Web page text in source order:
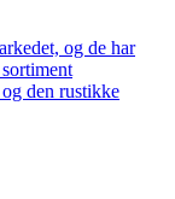
og de har
den rustikke